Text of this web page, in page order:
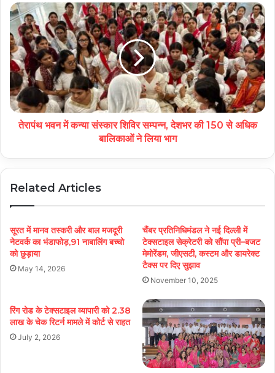
तेरापंथ भवन में कन्‍या संस्कार शिविर सम्पन्न, देशभर की 150 से अधिक
बालिकाओं ने लिया भाग
Related Articles
सूरत में मानव तस्करी और बाल मजदूरी
नेटवर्क का भंडाफोड़,91 नाबालिंग बच्चो
को छुड़ाया
May 14, 2026
चैंबर प्रतिनिधिमंडल ने नई दिल्ली में
टेक्सटाइल सेक्रेटरी को सौंपा प्री–बजट
मेमोरेंडम, जीएसटी, कस्टम और डायरेक्ट
टैक्स पर दिए सुझाव
November 10, 2025
रिंग रोड के टेक्सटाइल व्यापारी को 2.38
लाख के चेक रिटर्न मामले में कोर्ट से राहत
July 2, 2026